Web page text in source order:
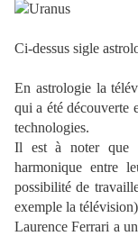
Ci-dessus sigle
En astrologie la
qui a été découverte
technologies.
Il est à noter que
harmonique entre
possibilité de
exemple la
Laurence Ferrari a